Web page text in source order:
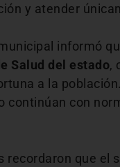
y atender
informó
Salud del estado,
a la
continúan con
recordaron que el